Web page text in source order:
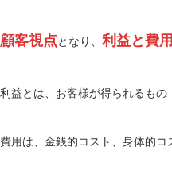
顧客視点となり、 利益と費用
利益とは、お客様が得られるもの
費用は、金銭的コスト、身体的